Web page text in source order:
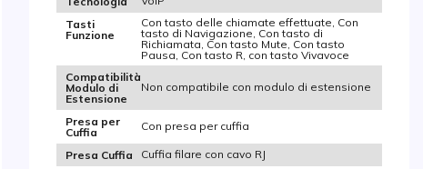
Tasti
Funzione
Con tasto delle chiamate effettuate, Con
tasto di Navigazione, Con tasto di
Richiamata, Con tasto Mute, Con tasto
Pausa, Con tasto R, con tasto Vivavoce
Compatibilità
Modulo di
Estensione
Non compatibile con modulo di estensione
Presa per
Cuffia
Con presa per cuffia
Presa Cuffia
Cuffia filare con cavo RJ